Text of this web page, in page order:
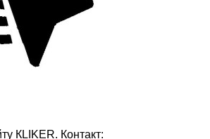
КLIKER. Контакт: